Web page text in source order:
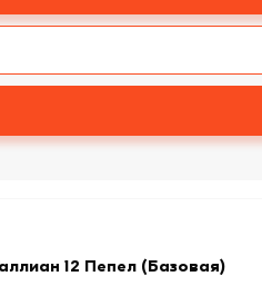
12 Пепел (Базовая)